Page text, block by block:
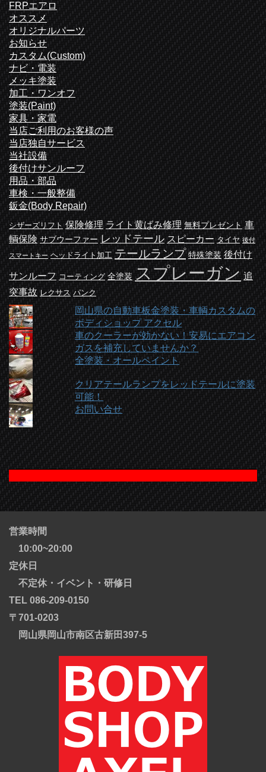
FRPエアロ
オススメ
オリジナルパーツ
お知らせ
カスタム(Custom)
ナビ・電装
メッキ塗装
加工・ワンオフ
塗装(Paint)
家具・家電
当店ご利用のお客様の声
当店独自サービス
当社設備
後付けサンルーフ
用品・部品
車検・一般整備
鈑金(Body Repair)
シザーズリフト 保険修理 ライト黄ばみ修理 無料プレゼント 車
輌保険 サブウーファー レッドテール スピーカー タイヤ 後付
スマートキー ヘッドライト加工 テールランプ 特殊塗装 後付け
サンルーフ コーティング 全塗装 スプレーガン 追
突事故 レクサス パンク
岡山県の自動車板金塗装・車輌カスタムの
ボディショップ アクセル
車のクーラーが効かない！安易にエアコン
ガスを補充していませんか？
全塗装・オールペイント
クリアテールランプをレッドテールに塗装
可能！
お問い合せ
営業時間
10:00~20:00
定休日
不定休・イベント・研修日
TEL 086-209-0150
〒701-0203
岡山県岡山市南区古新田397-5